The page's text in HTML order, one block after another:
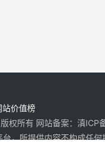
价值榜
版权所有 网站备案：滇
，所提供内容不构成任